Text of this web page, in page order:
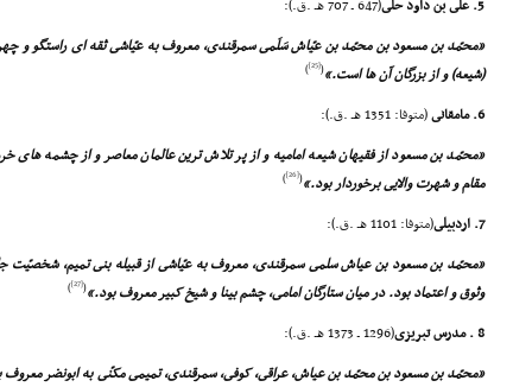
5. على بن داود حلّى
(647 ـ 707 هـ .ق.):
«محمّد بن مسعود بن محمّد بن عیّاش سَلَمى سمرقندى، معروف به عیّاشى ثقه اى راستگو و
(شیعه) و از بزرگان آن ها است.»(
[25]
)
6. مامقانى
(متوفا: 1351 هـ .ق.):
«محمّد بن مسعود از فقیهان شیعه امامیه و از پر تلاش ترین عالمان معاصر و از چشمه هاى
مقام و شهرت والایى برخوردار بود.»(
[26]
)
7. اردبیلى
(متوفا: 1101 هـ .ق.):
«محمّد بن مسعود بن عیاش سلمى سمرقندى، معروف به عیّاشى از قبیله بنى تمیم، شخصیّت
وثوق و اعتماد بود. در میان ستارگان امامى، چشم بینا و شیخ کبیر معروف بود.»(
[27]
)
8 . مدرس تبریزى
(1296 ـ 1373 هـ .ق.):
«محمّد بن مسعود بن محمّد بن عیاش، عراقى، کوفى، سمرقندى، تمیمى مکنّى به ابونضر معروف